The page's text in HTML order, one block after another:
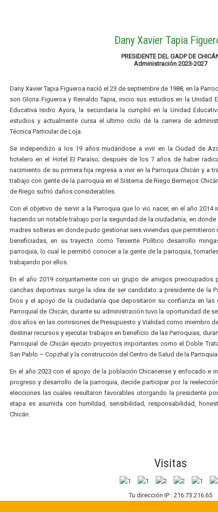
Dany Xavier Tapia
PRESIDENTE DEL GADP DE
Administración 2023-2027
Dany Xavier Tapia Figueroa nació el 23 de septiembre de 1988, en la
son Gloria Figueroa y Reinaldo Tapia, inicio sus estudios en la Unidad
Educativa Isidro Ayora, la secundaria la cumplió en la Unidad
estudios y actualmente cursa el ultimo ciclo de la carrera de
Técnica Particular de Loja.
Se independizo a los 19 años mudándose a vivir en la Ciudad de
hotelero en el Hotel El Paraíso; después de los 7 años de haber
nacimiento de su primera hija regresa a vivir en la Parroquia Chicán y a
trabajo con gente de la parroquia en el Sistema de Riego Bermejos
de Riego sufrió daños considerables.
Con el objetivo de servir a la Parroquia que lo vio nacer, en el año 2014
haciendo un notable trabajo por la seguridad de la ciudadanía, en
madres solteras en donde pudo gestionar seis viviendas que
beneficiadas, en su trayecto como Teniente Político desarrollo
parroquia, lo cual le permitió conocer a la gente de la parroquia,
trabajando por ellos.
En el año 2019 conjuntamente con un grupo de amigos preocupados
canchas deportivas surge la idea de ser candidato a presidente de la
Dios y el apoyo de la ciudadanía que depositaron su confianza en
Parroquial de Chicán, durante su administración tuvo la oportunidad de
dos años en las comisiones de Presupuesto y Vialidad como miembro
destinar recursos y ejecutar trabajos en beneficio de las Parroquias,
Parroquial de Chicán ejecuto proyectos importantes como el Doble
San Pablo – Copzhal y la construcción del Centro de Salud de la
En el año 2023 con el apoyo de la población Chicanense y enfocado e
progreso y desarrollo de la parroquia, decide participar por la
elecciones las cuales resultaron favorables otorgando la presidente
etapa es asumida con humildad, sensibilidad, responsabilidad,
Chicán.
Visitas
Tu dirección IP : 216.73.216.65